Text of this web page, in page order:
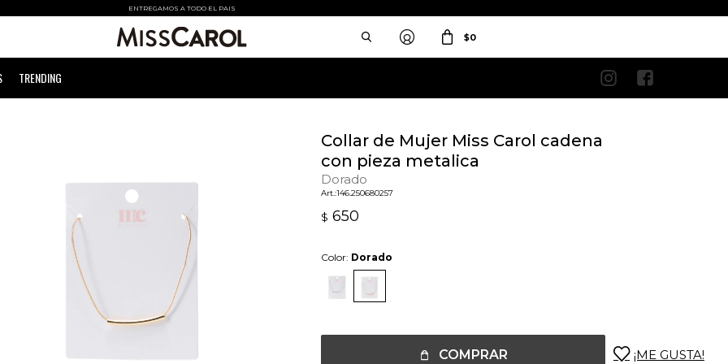
ENTREGAMOS A TODO EL PAIS
TRENDING
$0
 
Collar de Mujer Miss Carol cadena
con pieza metalica
Dorado
146.250680257
$ 650
Color: Dorado
COMPRAR